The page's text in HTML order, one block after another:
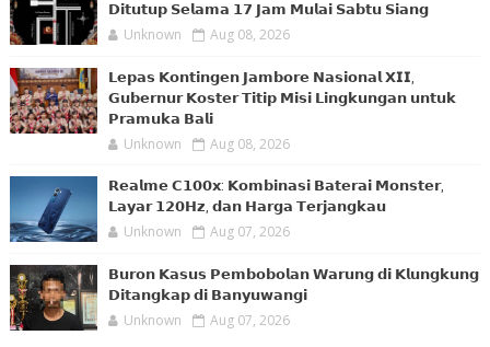
𝗗𝗶𝘁𝘂𝘁𝘂𝗽 𝗦𝗲𝗹𝗮𝗺𝗮 𝟭𝟳 𝗝𝗮𝗺 𝗠𝘂𝗹𝗮𝗶 𝗦𝗮𝗯𝘁𝘂 𝗦𝗶𝗮𝗻𝗴
Unknown Aug 08, 2026
𝗟𝗲𝗽𝗮𝘀 𝗞𝗼𝗻𝘁𝗶𝗻𝗴𝗲𝗻 𝗝𝗮𝗺𝗯𝗼𝗿𝗲 𝗡𝗮𝘀𝗶𝗼𝗻𝗮𝗹 𝗫𝗜𝗜,
𝗚𝘂𝗯𝗲𝗿𝗻𝘂𝗿 𝗞𝗼𝘀𝘁𝗲𝗿 𝗧𝗶𝘁𝗶𝗽 𝗠𝗶𝘀𝗶 𝗟𝗶𝗻𝗴𝗸𝘂𝗻𝗴𝗮𝗻 𝘂𝗻𝘁𝘂𝗸
𝗣𝗿𝗮𝗺𝘂𝗸𝗮 𝗕𝗮𝗹𝗶
Unknown Aug 08, 2026
𝗥𝗲𝗮𝗹𝗺𝗲 𝗖𝟭𝟬𝟬𝘅: 𝗞𝗼𝗺𝗯𝗶𝗻𝗮𝘀𝗶 𝗕𝗮𝘁𝗲𝗿𝗮𝗶 𝗠𝗼𝗻𝘀𝘁𝗲𝗿,
𝗟𝗮𝘆𝗮𝗿 𝟭𝟮𝟬𝗛𝘇, 𝗱𝗮𝗻 𝗛𝗮𝗿𝗴𝗮 𝗧𝗲𝗿𝗷𝗮𝗻𝗴𝗸𝗮𝘂
Unknown Aug 07, 2026
𝗕𝘂𝗿𝗼𝗻 𝗞𝗮𝘀𝘂𝘀 𝗣𝗲𝗺𝗯𝗼𝗯𝗼𝗹𝗮𝗻 𝗪𝗮𝗿𝘂𝗻𝗴 𝗱𝗶 𝗞𝗹𝘂𝗻𝗴𝗸𝘂𝗻𝗴
𝗗𝗶𝘁𝗮𝗻𝗴𝗸𝗮𝗽 𝗱𝗶 𝗕𝗮𝗻𝘆𝘂𝘄𝗮𝗻𝗴𝗶
Unknown Aug 07, 2026